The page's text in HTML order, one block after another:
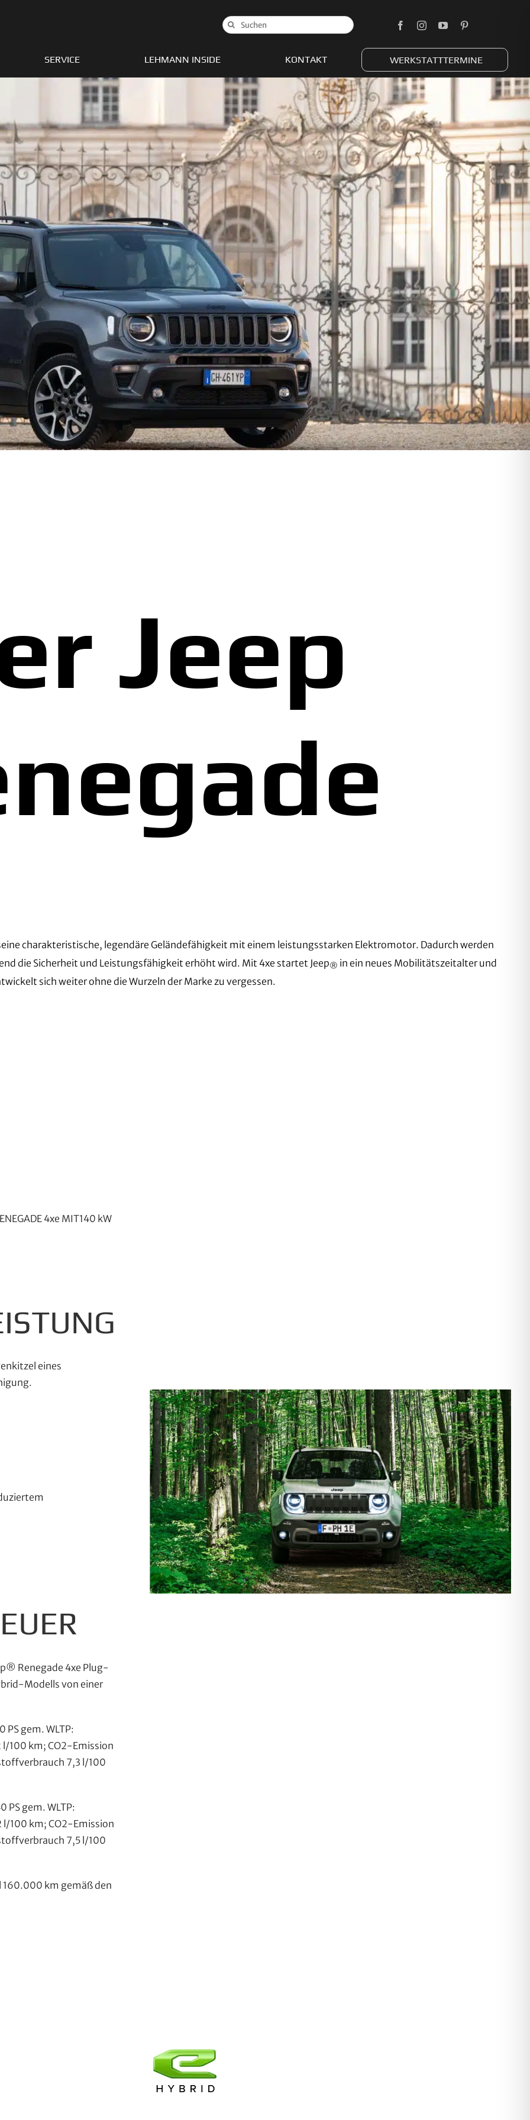
Suche
nach:
Gladiator
Grand Cherokee
Wrangler
Wagoneer
Wagoneer S
SERVICE LEHMANN INSIDE KONTAKT WERKSTATTTERMINE
Jeep
charakteristische, legendäre Geländefähigkeit mit einem leistungsstarken Elektromotor. Dadurch werden
die Sicherheit und Leistungsfähigkeit erhöht wird. Mit 4xe startet Jeep® in ein neues Mobilitätszeitalter und
sich weiter ohne die Wurzeln der Marke zu vergessen.
4xe MIT140 kW
eines
Renegade 4xe Plug-
Modells von einer
gem. WLTP:
100 km; CO2-Emission
7,3 l/100
PS gem. WLTP:
100 km; CO2-Emission
7,5 l/100
km gemäß den